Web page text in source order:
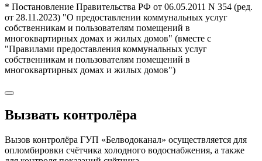
* Постановление Правительства РФ от 06.05.2011 N 354 (ред.
от 28.11.2023) "О предоставлении коммунальных услуг
собственникам и пользователям помещений в
многоквартирных домах и жилых домов" (вместе с
"Правилами предоставления коммунальных услуг
собственникам и пользователям помещений в
многоквартирных домах и жилых домов")
Вызвать контролёра
Вызов контролёра ГУП «Белводоканал» осуществляется для
опломбировки счётчика холодного водоснабжения, а также